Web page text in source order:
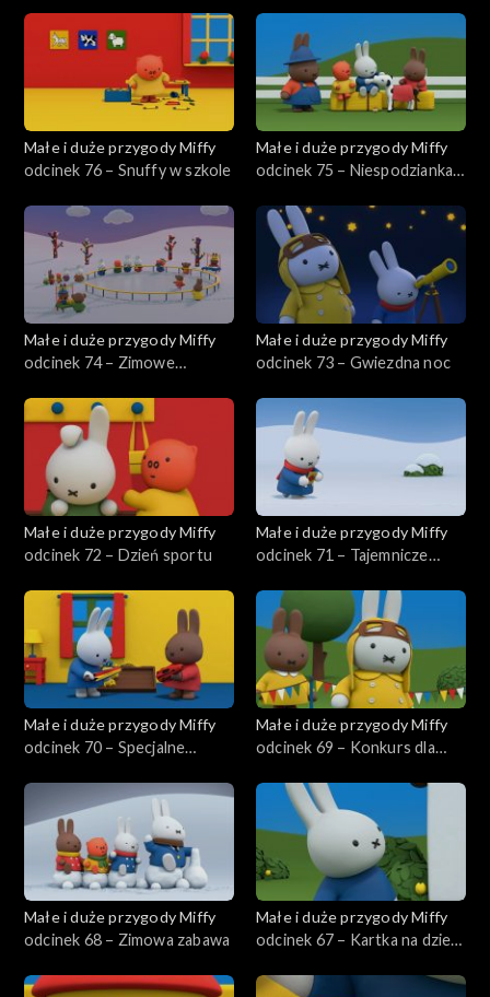
Małe i duże przygody Miffy
odcinek 76 – Snuffy w szkole
Małe i duże przygody Miffy
odcinek 75 – Niespodzianka
Małe i duże przygody Miffy
odcinek 74 – Zimowe
Małe i duże przygody Miffy
odcinek 73 – Gwiezdna noc
Małe i duże przygody Miffy
odcinek 72 – Dzień sportu
Małe i duże przygody Miffy
odcinek 71 – Tajemnicze
Małe i duże przygody Miffy
odcinek 70 – Specjalne
Małe i duże przygody Miffy
odcinek 69 – Konkurs dla
Małe i duże przygody Miffy
odcinek 68 – Zimowa zabawa
Małe i duże przygody Miffy
odcinek 67 – Kartka na dzień